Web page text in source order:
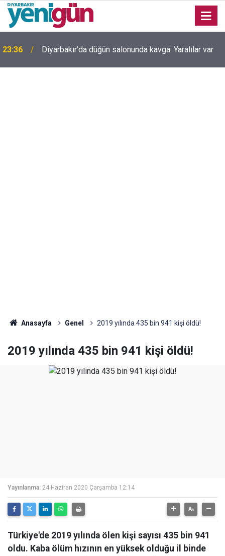
23:36 Diyarbakır'da düğün salonunda kavga: Yaralılar var
Anasayfa Genel 2019 yılında 435 bin 941 kişi öldü!
2019 yılında 435 bin 941 kişi öldü!
Yayınlanma: 24 Haziran 2020 Çarşamba 12:14
Türkiye'de 2019 yılında ölen kişi sayısı 435 bin 941
oldu. Kaba ölüm hızının en yüksek olduğu il binde